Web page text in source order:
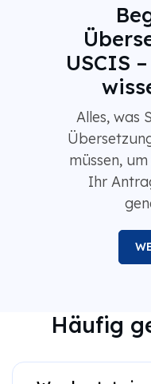
USCIS
Alles, was
müssen,
Ihr
Häufig